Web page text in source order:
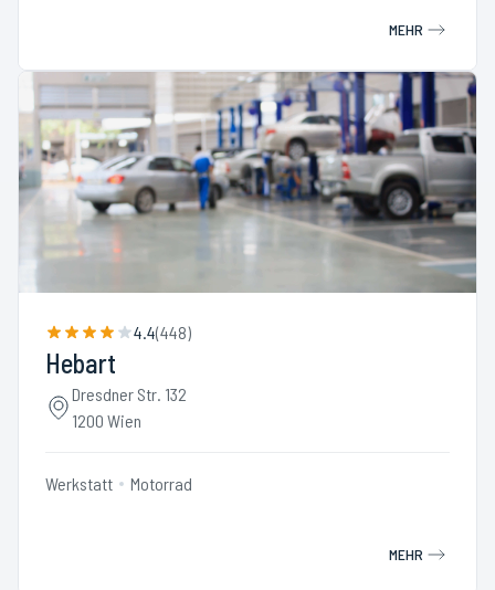
MEHR
4.4(448)
Hebart
Dresdner Str. 132
1200 Wien
Werkstatt Motorrad
MEHR